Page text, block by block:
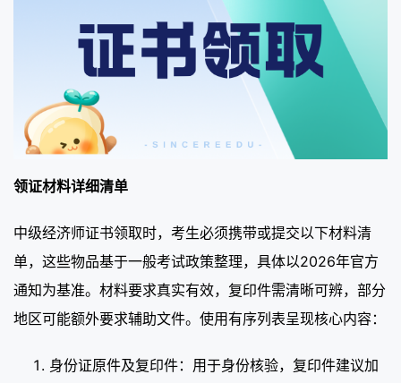
领证材料详细清单
中级经济师证书领取时，考生必须携带或提交以下材料清
单，这些物品基于一般考试政策整理，具体以2026年官方
通知为基准。材料要求真实有效，复印件需清晰可辨，部分
地区可能额外要求辅助文件。使用有序列表呈现核心内容：
身份证原件及复印件：用于身份核验，复印件建议加